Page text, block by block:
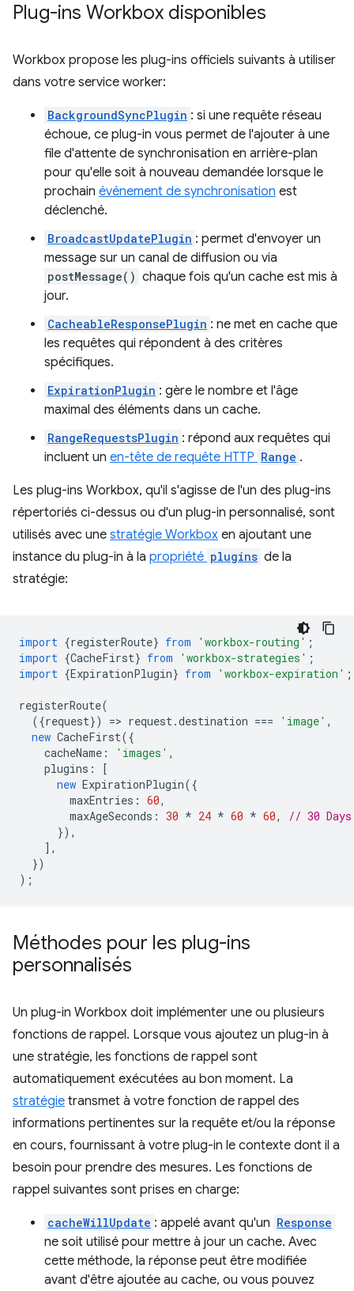
Plug-ins Workbox disponibles
Workbox propose les plug-ins officiels suivants à utiliser
dans votre service worker:
BackgroundSyncPlugin : si une requête réseau
échoue, ce plug-in vous permet de l'ajouter à une
file d'attente de synchronisation en arrière-plan
pour qu'elle soit à nouveau demandée lorsque le
prochain événement de synchronisation est
déclenché.
BroadcastUpdatePlugin : permet d'envoyer un
message sur un canal de diffusion ou via
postMessage() chaque fois qu'un cache est mis à
jour.
CacheableResponsePlugin : ne met en cache que
les requêtes qui répondent à des critères
spécifiques.
ExpirationPlugin : gère le nombre et l'âge
maximal des éléments dans un cache.
RangeRequestsPlugin : répond aux requêtes qui
incluent un en-tête de requête HTTP Range .
Les plug-ins Workbox, qu'il s'agisse de l'un des plug-ins
répertoriés ci-dessus ou d'un plug-in personnalisé, sont
utilisés avec une stratégie Workbox en ajoutant une
instance du plug-in à la propriété plugins de la
stratégie:
import {registerRoute} from 'workbox-routing' ;
import {CacheFirst} from 'workbox-strategies' ;
import {ExpirationPlugin} from 'workbox-expiration' ;
registerRoute(
({request}) => request.destination === 'image' ,
new CacheFirst({
cacheName : 'images' ,
plugins :
[
new ExpirationPlugin({
maxEntries : 60,
maxAgeSeconds : 30 * 24 * 60 * 60,
// 30 Days
}),
],
})
);
Méthodes pour les plug-ins
personnalisés
Un plug-in Workbox doit implémenter une ou plusieurs
fonctions de rappel. Lorsque vous ajoutez un plug-in à
une stratégie, les fonctions de rappel sont
automatiquement exécutées au bon moment. La
stratégie transmet à votre fonction de rappel des
informations pertinentes sur la requête et/ou la réponse
en cours, fournissant à votre plug-in le contexte dont il a
besoin pour prendre des mesures. Les fonctions de
rappel suivantes sont prises en charge:
cacheWillUpdate : appelé avant qu'un Response
ne soit utilisé pour mettre à jour un cache. Avec
cette méthode, la réponse peut être modifiée
avant d'être ajoutée au cache, ou vous pouvez